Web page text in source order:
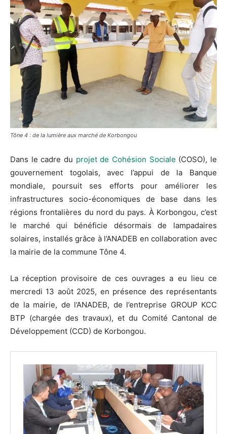
Tône 4 : de la lumière aux marché de Korbongou
Dans le cadre du projet de Cohésion Sociale (COSO), le
gouvernement togolais, avec l’appui de la Banque
mondiale, poursuit ses efforts pour améliorer les
infrastructures socio-économiques de base dans les
régions frontalières du nord du pays. À Korbongou, c’est
le marché qui bénéficie désormais de lampadaires
solaires, installés grâce à l’ANADEB en collaboration avec
la mairie de la commune Tône 4.
La réception provisoire de ces ouvrages a eu lieu ce
mercredi 13 août 2025, en présence des représentants
de la mairie, de l’ANADEB, de l’entreprise GROUP KCC
BTP (chargée des travaux), et du Comité Cantonal de
Développement (CCD) de Korbongou.